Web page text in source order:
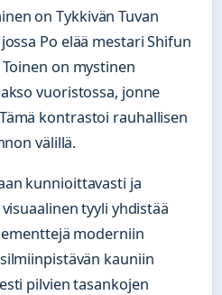
on Tykkivän Tuvan
Po elää mestari Shifun
on mystinen
vuoristossa, jonne
kontrastoi rauhallisen
välillä.
kunnioittavasti ja
tyyli yhdistää
moderniin
kauniin
pilvien tasankojen